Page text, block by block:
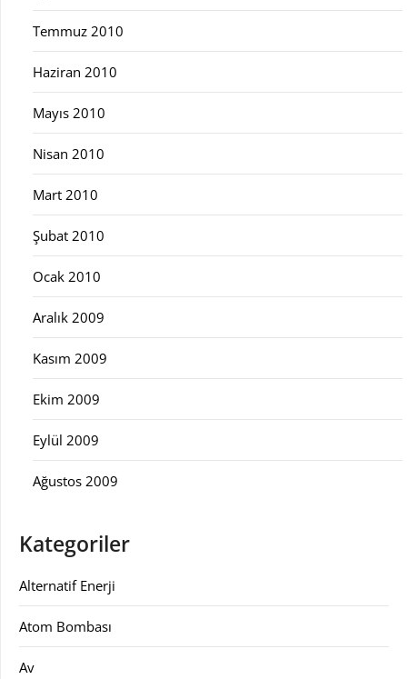
Temmuz 2010
Haziran 2010
Mayıs 2010
Nisan 2010
Mart 2010
Şubat 2010
Ocak 2010
Aralık 2009
Kasım 2009
Ekim 2009
Eylül 2009
Ağustos 2009
Kategoriler
Alternatif Enerji
Atom Bombası
Av